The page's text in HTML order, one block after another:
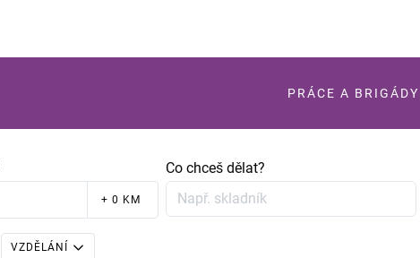
PRÁCE A BRIGÁDY
+ 0 KM
Co chceš dělat?
VZDĚLÁNÍ